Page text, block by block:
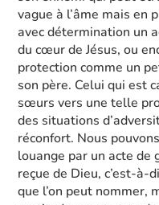
vague à l’âme mais en
avec détermination un
du cœur de Jésus, ou
protection comme un
son père. Celui qui est
sœurs vers une telle
des situations
réconfort. Nous
louange par un acte de
reçue de Dieu, c’est-à-
que l’on peut nommer,